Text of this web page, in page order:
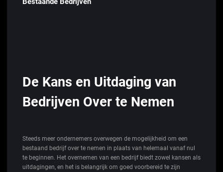
De Kans en Uitdaging van
Bedrijven Over te Nemen
Steeds meer ondernemers overwegen de mogelijkheid om een
bestaand bedrijf over te nemen in plaats van helemaal vanaf nul
te beginnen. Het overnemen van een bedrijf biedt zowel kansen als
uitdagingen, en het is belangrijk om goed voorbereid te zijn